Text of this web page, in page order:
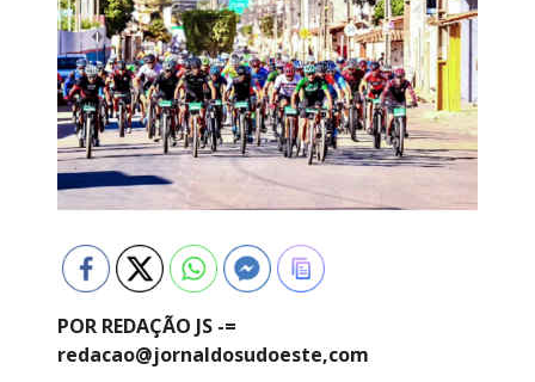
POR REDAÇÃO JS -=
redacao@jornaldosudoeste,com